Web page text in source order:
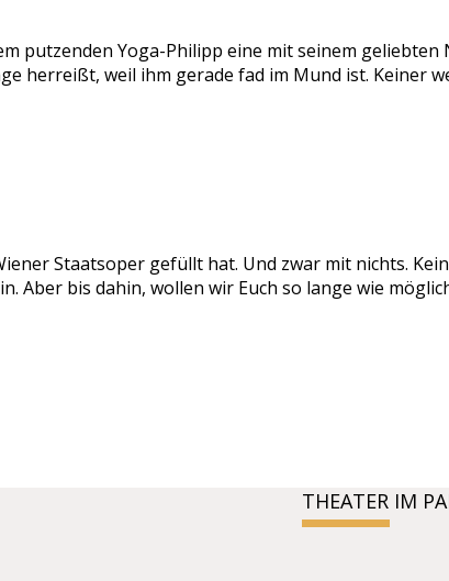
putzenden Yoga-Philipp eine mit seinem
herreißt, weil ihm gerade fad im Mund ist. Keiner
Staatsoper gefüllt hat. Und zwar mit nichts.
Aber bis dahin, wollen wir Euch so lange wie
THEATER IM